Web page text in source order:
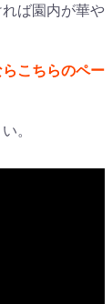
ば園内が華や
こちらのペー
。